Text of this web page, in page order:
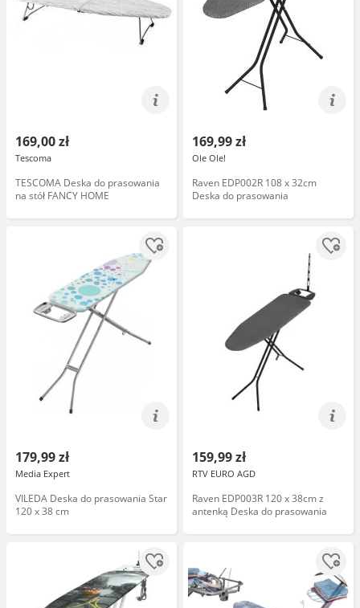
169,00 zł
Tescoma
TESCOMA Deska do prasowania
na stół FANCY HOME
169,99 zł
Ole Ole!
Raven EDP002R 108 x 32cm
Deska do prasowania
179,99 zł
Media Expert
VILEDA Deska do prasowania Star
120 x 38 cm
159,99 zł
RTV EURO AGD
Raven EDP003R 120 x 38cm z
antenką Deska do prasowania